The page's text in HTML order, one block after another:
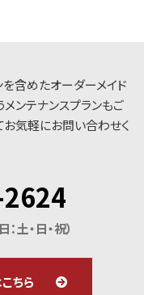
含めたオーダーメイド
ンテナンスプランもご
お気軽にお問い合わせく
：土・日・祝）
ちら